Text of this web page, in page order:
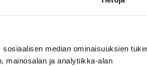
median ominaisuuksien
mainosalan ja analytiikka-alan